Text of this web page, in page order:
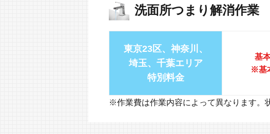
洗面所つまり解消作業
東京23区、神奈川、
埼玉、千葉エリア
特別料金
基
※基
※作業費は作業内容によって異なります。